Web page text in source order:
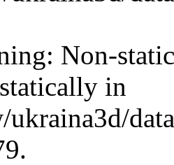
Non-
in